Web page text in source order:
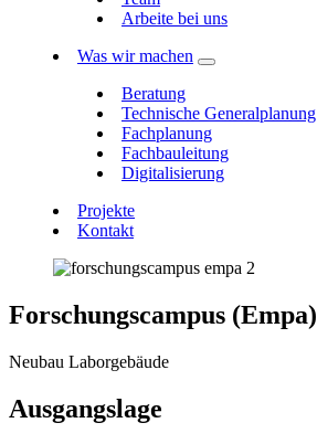
Arbeite bei uns
Was wir machen
Beratung
Technische Generalplanung
Fachplanung
Fachbauleitung
Digitalisierung
Projekte
Kontakt
Forschungscampus (Empa)
Neubau Laborgebäude
Ausgangslage